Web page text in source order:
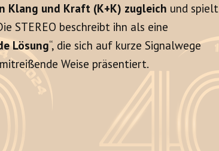
Klang und Kraft (K+K) zugleich und spielt
STEREO beschreibt ihn als eine
Lösung“, die sich auf kurze Signalwege
Weise präsentiert.